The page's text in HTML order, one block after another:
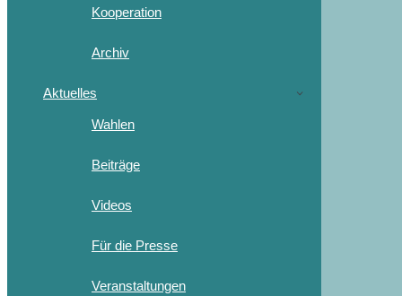
Kooperation
Archiv
Aktuelles
Wahlen
Beiträge
Videos
Für die Presse
Veranstaltungen